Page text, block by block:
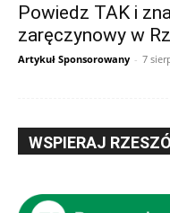
Powiedz TAK i
zaręczynowy w
Artykuł Sponsorowany - 7
WSPIERAJ